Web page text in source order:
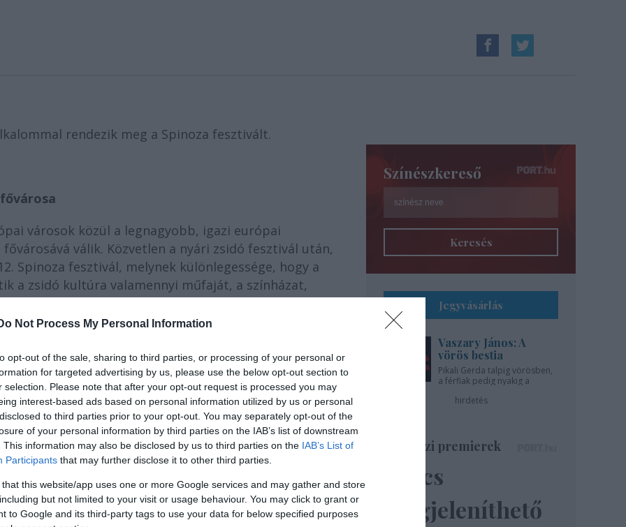
Not Process My Personal Information
opt-out of the sale, sharing to third parties, or processing of your personal or
for targeted advertising by us, please use the below opt-out section to
selection. Please note that after your opt-out request is processed you may
interest-based ads based on personal information utilized by us or personal
to third parties prior to your opt-out. You may separately opt-out of the
of your personal information by third parties on the IAB’s list of downstream
This information may also be disclosed by us to third parties on the IAB’s List of
Participants that may further disclose it to other third parties.
that this website/app uses one or more Google services and may gather and store
but not limited to your visit or usage behaviour. You may click to grant or
to Google and its third-party tags to use your data for below specified purposes
rendezik meg a Spinoza fesztivált.
városok közül a legnagyobb, igazi európai
válik. Közvetlen a nyári zsidó fesztivál után,
Spinoza fesztivál, melynek különlegessége, hogy a
a zsidó kultúra valamennyi műfaját, a színházat,
tudományt egyaránt.
Színészkereső
Keresés
Jegyvásárlás
Vaszary János: A
vörös bestia
Pikali Gerda talpig vörösben,
a férfiak pedig nyakig a
hirdetés
Színházi premierek
Nincs
megjeleníthető